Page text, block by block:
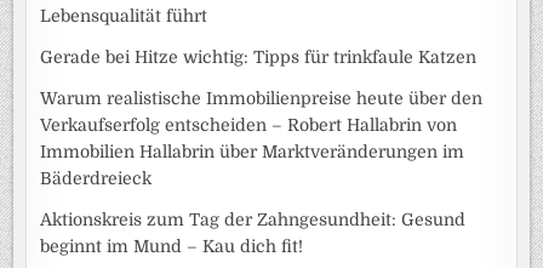
Lebensqualität führt
Gerade bei Hitze wichtig: Tipps für trinkfaule Katzen
Warum realistische Immobilienpreise heute über den
Verkaufserfolg entscheiden – Robert Hallabrin von
Immobilien Hallabrin über Marktveränderungen im
Bäderdreieck
Aktionskreis zum Tag der Zahngesundheit: Gesund
beginnt im Mund – Kau dich fit!